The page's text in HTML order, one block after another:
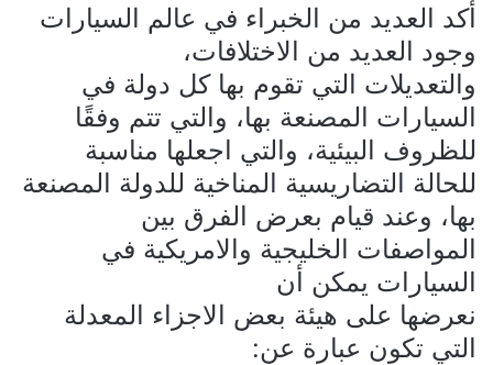
أكد العديد من الخبراء في عالم السيارات
وجود العديد من الاختلافات،
والتعديلات التي تقوم بها كل دولة في
السيارات المصنعة بها، والتي تتم وفقًا
للظروف البيئية، والتي اجعلها مناسبة
للحالة التضاريسية المناخية للدولة المصنعة
بها، وعند قيام بعرض الفرق بين
المواصفات الخليجية والامريكية في
السيارات يمكن أن
نعرضها على هيئة بعض الاجزاء المعدلة
التي تكون عبارة عن: